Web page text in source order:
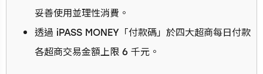
妥善使用並理性消費。
透過 iPASS MONEY「付款碼」於四大超商每日付款
各超商交易金額上限 6 千元。